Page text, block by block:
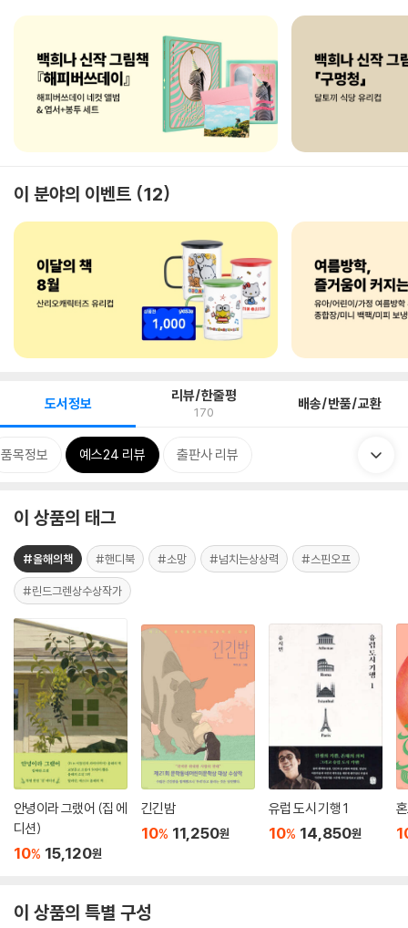
이 분야의 이벤트 12
도서정보 리뷰/한줄평
170 배송/반품/교환
품목정보 예스24 리뷰 출판사 리뷰
이 상품의 태그
#올해의책 #핸디북 #소망 #넘치는상상력 #스핀오프
#린드그렌상수상작가
안녕이라 그랬어 (집 에
디션)
10% 15,120원
긴긴밤
10% 11,250원
유럽 도시 기행 1
10% 14,850원
이 상품의 특별 구성